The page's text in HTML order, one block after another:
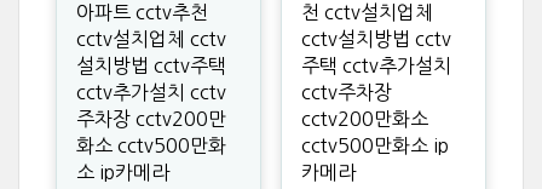
아파트 cctv추천
cctv설치업체 cctv
설치방법 cctv주택
cctv추가설치 cctv
주차장 cctv200만
화소 cctv500만화
소 ip카메라
천 cctv설치업체
cctv설치방법 cctv
주택 cctv추가설치
cctv주차장
cctv200만화소
cctv500만화소 ip
카메라